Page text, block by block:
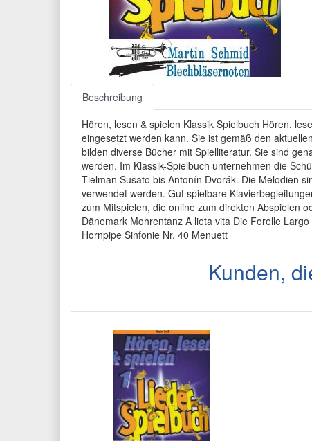
Beschreibung
Hören, lesen & spielen Klassik Spielbuch Hören,
eingesetzt werden kann. Sie ist gemäß den
bilden diverse Bücher mit Spielliteratur. Sie sind
werden. Im Klassik-Spielbuch unternehmen die
Tielman Susato bis Antonín Dvorák. Die Melodien
verwendet werden. Gut spielbare
zum Mitspielen, die online zum direkten Abspielen
Dänemark Mohrentanz A lieta vita Die Forelle
Hornpipe Sinfonie Nr. 40 Menuett
Kunden,